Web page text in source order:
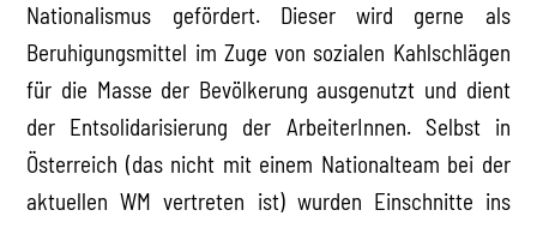
Nationalismus gefördert. Dieser wird gerne als
Beruhigungsmittel im Zuge von sozialen Kahlschlägen
für die Masse der Bevölkerung ausgenutzt und dient
der Entsolidarisierung der ArbeiterInnen. Selbst in
Österreich (das nicht mit einem Nationalteam bei der
aktuellen WM vertreten ist) wurden Einschnitte ins